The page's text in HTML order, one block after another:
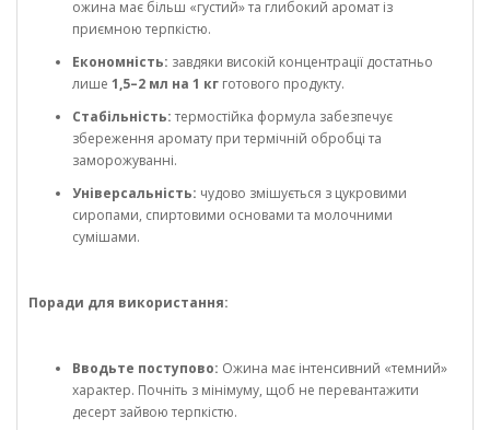
ожина має більш «густий» та глибокий аромат із
приємною терпкістю.
Економність: завдяки високій концентрації достатньо
лише 1,5–2 мл на 1 кг готового продукту.
Стабільність:термостійка формула забезпечує
збереження аромату при термічній обробці та
заморожуванні.
Універсальність: чудово змішується з цукровими
сиропами, спиртовими основами та молочними
сумішами.
Поради для використання:
Вводьте поступово: Ожина має інтенсивний «темний»
характер. Почніть з мінімуму, щоб не перевантажити
десерт зайвою терпкістю.